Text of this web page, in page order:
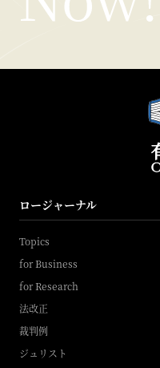
ロージャーナル
Topics
for Business
for Research
法改正
裁判例
ジュリスト